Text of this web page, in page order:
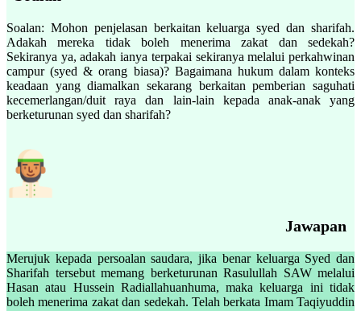
Soalan: Mohon penjelasan berkaitan keluarga syed dan sharifah.
Adakah mereka tidak boleh menerima zakat dan sedekah?
Sekiranya ya, adakah ianya terpakai sekiranya melalui perkahwinan
campur (syed & orang biasa)? Bagaimana hukum dalam konteks
keadaan yang diamalkan sekarang berkaitan pemberian saguhati
kecemerlangan/duit raya dan lain-lain kepada anak-anak yang
berketurunan syed dan sharifah?
Jawapan
Merujuk kepada persoalan saudara, jika benar keluarga Syed dan
Sharifah tersebut memang berketurunan Rasulullah SAW melalui
Hasan atau Hussein Radiallahuanhuma, maka keluarga ini tidak
boleh menerima zakat dan sedekah. Telah berkata Imam Taqiyuddin